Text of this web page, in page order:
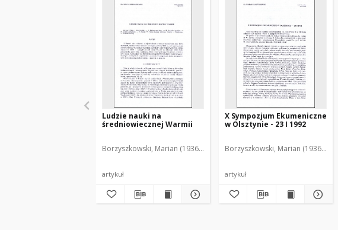
Ludzie nauki na
średniowiecznej Warmii
Borzyszkowski, Marian (1936-2001)
artykuł
X Sympozjum Ekumeniczne
w Olsztynie - 23 I 1992
Borzyszkowski, Marian (1936-2001)
artykuł